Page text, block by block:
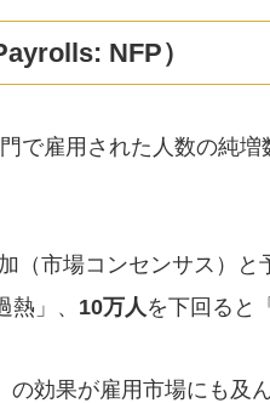
NFP）
で雇用された人数の純増
（市場コンセンサス）と
」、 10万人を下回ると
効果が雇用市場にも及